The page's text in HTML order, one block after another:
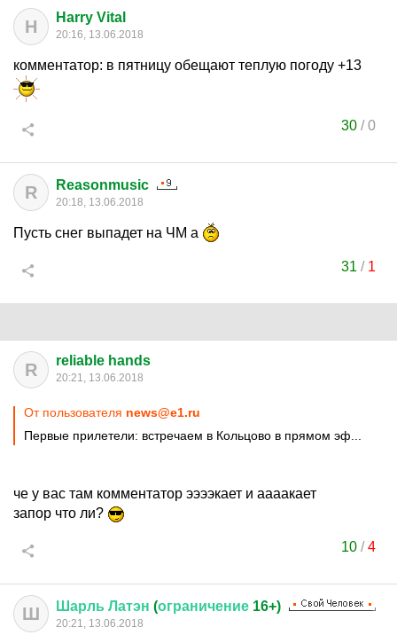
H Harry Vital
20:16, 13.06.2018
комментатор: в пятницу обещают теплую погоду +13
30 /0
R Reasonmusic
20:18, 13.06.2018
Пусть снег выпадет на ЧМ а
31 / 1
R reliable hands
20:21, 13.06.2018
От пользователя news@e1.ru
Первые прилетели: встречаем в Кольцово в прямом эф...
че у вас там комментатор ээээкает и аааакает
запор что ли?
10 /4
Ш Шарль Латэн (ограничение 16+)
20:21, 13.06.2018